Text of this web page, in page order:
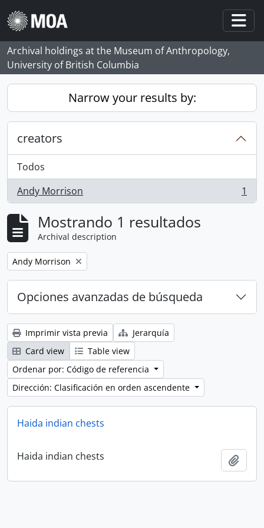
Skip to main content
Archival holdings at the Museum of Anthropology,
University of British Columbia
Narrow your results by:
creators
Todos
Andy Morrison
, 1 resultados 1
Mostrando 1 resultados
Archival description
Remove filter:
Andy Morrison
Opciones avanzadas de búsqueda
Imprimir vista previa
Jerarquía
Card view
Table view
Ordenar por: Código de referencia
Dirección: Clasificación en orden ascendente
Haida indian chests
Haida indian chests